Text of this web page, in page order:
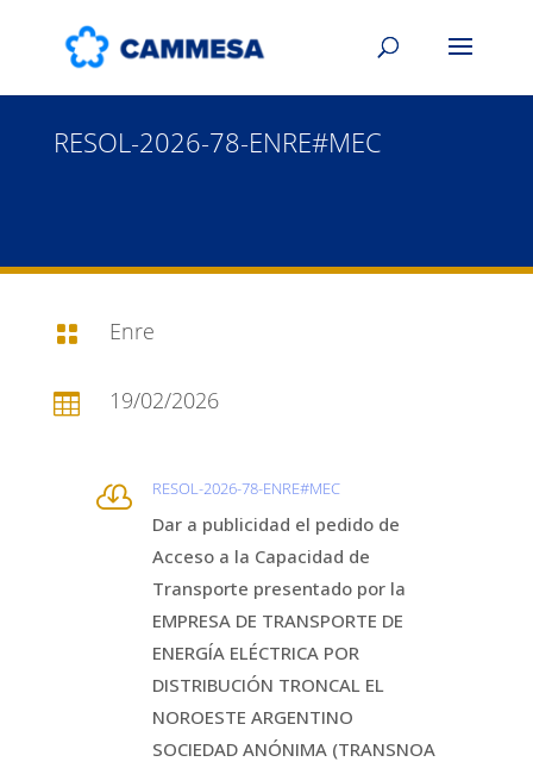
RESOL-2026-78-ENRE#MEC
 Enre
 19/02/2026
 RESOL-2026-78-ENRE#MEC
Dar a publicidad el pedido de
Acceso a la Capacidad de
Transporte presentado por la
EMPRESA DE TRANSPORTE DE
ENERGÍA ELÉCTRICA POR
DISTRIBUCIÓN TRONCAL EL
NOROESTE ARGENTINO
SOCIEDAD ANÓNIMA (TRANSNOA